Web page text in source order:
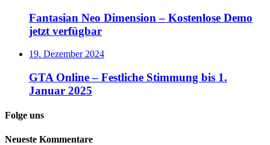
Fantasian Neo Dimension – Kostenlose Demo
jetzt verfügbar
19. Dezember 2024
GTA Online – Festliche Stimmung bis 1.
Januar 2025
Folge uns
Neueste Kommentare